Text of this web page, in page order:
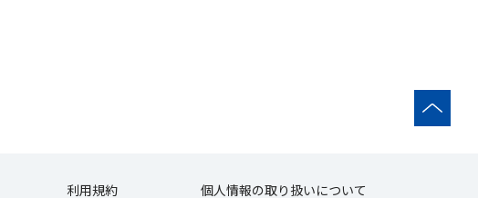
利用規約 個人情報の取り扱いについて